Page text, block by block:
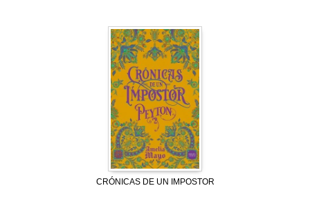
CRÓNICAS DE UN IMPOSTOR